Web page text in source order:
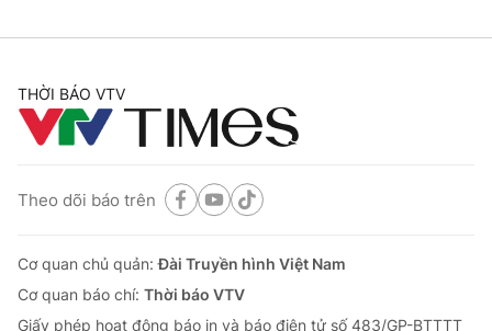
Góc doanh nghiệp
Truyền hình
Phim VTV
Hậu trường
Giải sao mai
Giải trí
Điện ảnh
Âm nhạc
Du lịch
Làm đẹp
Chất lượng cuộc sống
Tuyển sinh
Học trực tuyến
Công nghệ
THỜI BÁO VTV
Theo dõi báo trên
Cơ quan chủ quản:Đài Truyền hình Việt Nam
Cơ quan báo chí: Thời báo VTV
Giấy phép hoạt động báo in và báo điện tử số 483/GP-BTTTT